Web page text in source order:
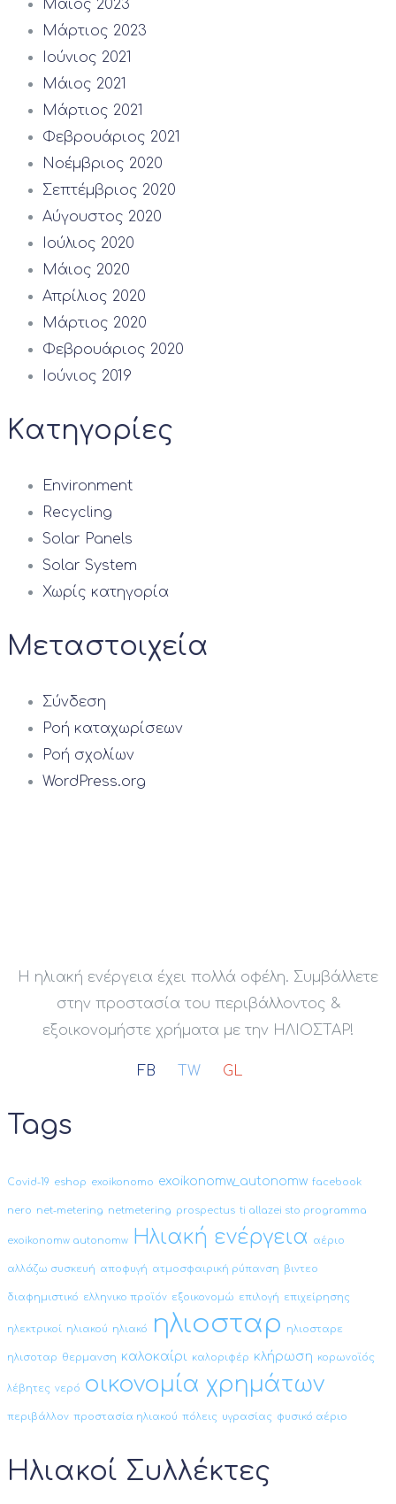
Μάιος 2023
Μάρτιος 2023
Ιούνιος 2021
Μάιος 2021
Μάρτιος 2021
Φεβρουάριος 2021
Νοέμβριος 2020
Σεπτέμβριος 2020
Αύγουστος 2020
Ιούλιος 2020
Μάιος 2020
Απρίλιος 2020
Μάρτιος 2020
Φεβρουάριος 2020
Ιούνιος 2019
Kατηγορίες
Environment
Recycling
Solar Panels
Solar System
Χωρίς κατηγορία
Μεταστοιχεία
Σύνδεση
Ροή καταχωρίσεων
Ροή σχολίων
WordPress.org
Η ηλιακή ενέργεια έχει πολλά οφέλη. Συμβάλλετε
στην προστασία του περιβάλλοντος &
εξοικονομήστε χρήματα με την ΗΛΙΟΣΤΑΡ!
FB TW GL
Tags
Covid-19 eshop exoikonomo exoikonomw_autonomw facebook
nero net-metering netmetering prospectus ti allazei sto programma
exoikonomw autonomw Ηλιακή ενέργεια αέριο
αλλάζω συσκευή αποφυγή ατμοσφαιρική ρύπανση βιντεο
διαφημιστικό ελληνικο προϊόν εξοικονομώ επιλογή επιχείρησης
ηλεκτρικοί ηλιακού ηλιακό ηλιοσταρ ηλιοσταρε
ηλισοταρ θερμανση καλοκαίρι καλοριφέρ κλήρωση κορωνοϊός
λέβητες νερό οικονομία χρημάτων
περιβάλλον προστασία ηλιακού πόλεις υγρασίας φυσικό αέριο
Ηλιακοί Συλλέκτες